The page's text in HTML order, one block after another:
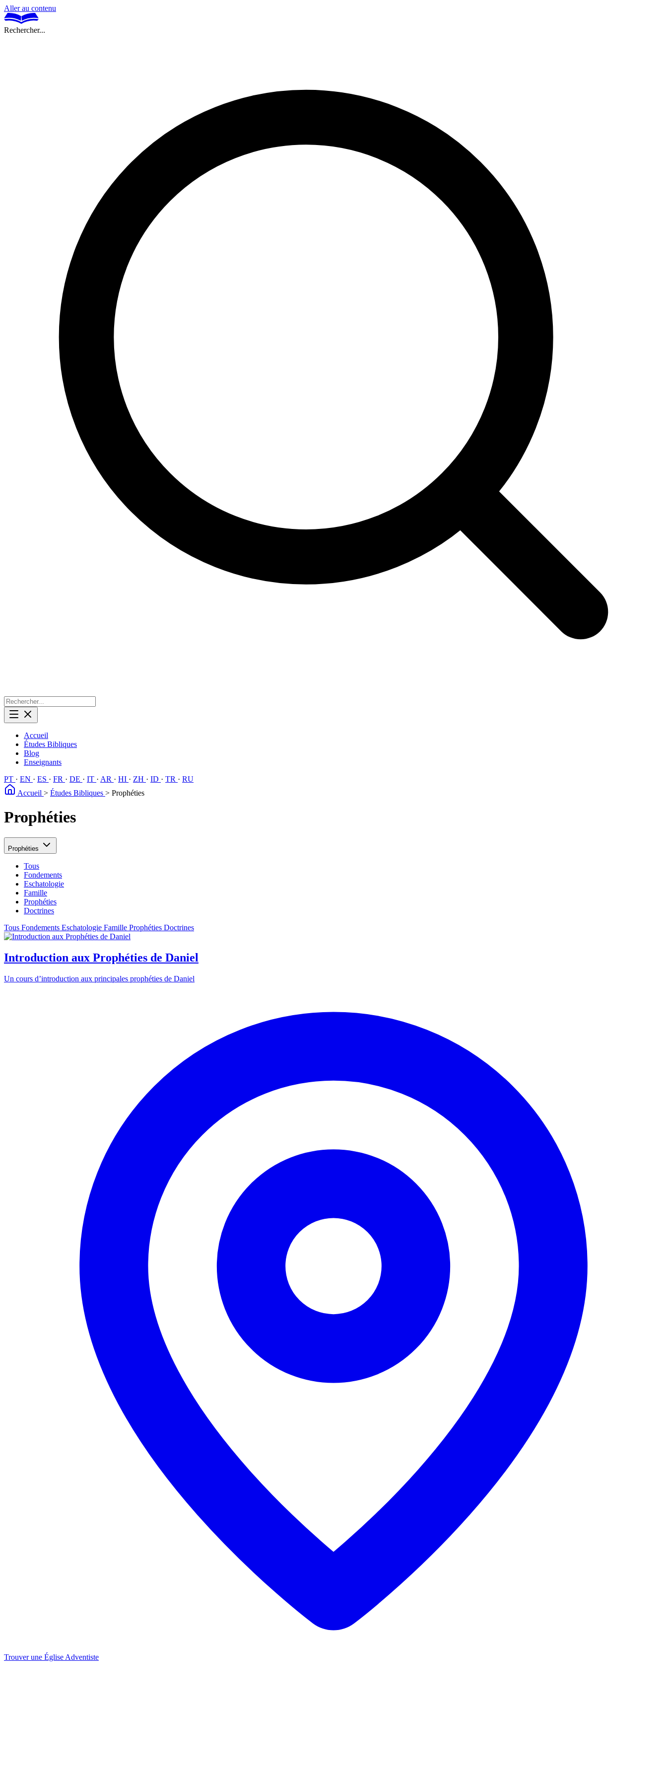
Aller au contenu
Rechercher...
Accueil
Études Bibliques
Blog
Enseignants
PT · EN · ES · FR · DE · IT · AR · HI · ZH · ID · TR · RU
Accueil > Études Bibliques > Prophéties
Prophéties
Prophéties
Tous
Fondements
Eschatologie
Famille
Prophéties
Doctrines
Tous Fondements Eschatologie Famille Prophéties Doctrines
Introduction aux Prophéties de Daniel
Un cours d’introduction aux principales prophéties de Daniel
Trouver une Église Adventiste